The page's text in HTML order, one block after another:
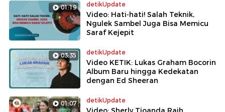
01:19 detikUpdate
Video: Hati-hati! Salah Teknik,
Ngulek Sambel Juga Bisa Memicu
Saraf Kejepit
03:35 detikUpdate
Video KETIK: Lukas Graham Bocorin
Album Baru hingga Kedekatan
dengan Ed Sheeran
01:07 detikUpdate